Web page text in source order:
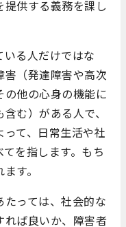
供する義務を課し
る人だけではな
害（発達障害や高次
他の心身の機能に
む）がある人で、
て、日常生活や社
を指します。もち
す。
っては、社会的な
ば良いか、障害者